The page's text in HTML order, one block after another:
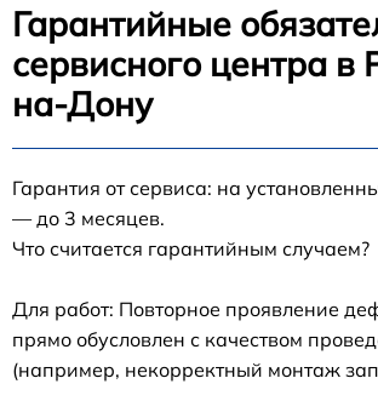
Гарантийные
сервисного центра в
на-Дону
Гарантия от сервиса: на
— до 3 месяцев.
Что считается гарантийным случаем?
Для работ: Повторное проявление
прямо обусловлен с качеством
(например, некорректный монтаж